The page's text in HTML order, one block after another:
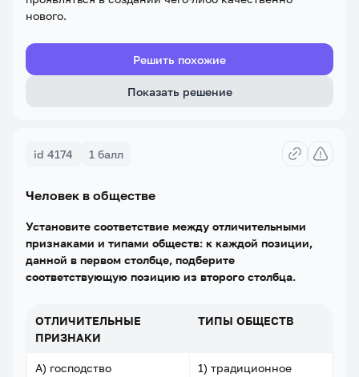
нового.
Показать решение
Решить похожие
id 4174 1 балл
Человек в обществе
Установите соответствие между отличительными
признаками и типами обществ: к каждой позиции,
данной в первом столбце, подберите
соответствующую позицию из второго столбца.
ОТЛИЧИТЕЛЬНЫЕ
ПРИЗНАКИ
ТИПЫ ОБЩЕСТВ
А) господство
1) традиционное